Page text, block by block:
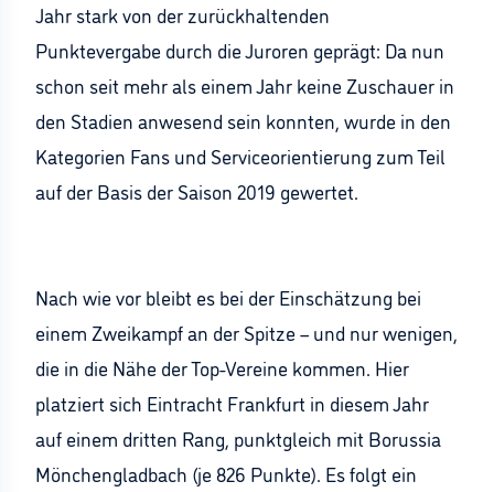
Jahr stark von der zurückhaltenden
Punktevergabe durch die Juroren geprägt: Da nun
schon seit mehr als einem Jahr keine Zuschauer in
den Stadien anwesend sein konnten, wurde in den
Kategorien Fans und Serviceorientierung zum Teil
auf der Basis der Saison 2019 gewertet.
Nach wie vor bleibt es bei der Einschätzung bei
einem Zweikampf an der Spitze – und nur wenigen,
die in die Nähe der Top-Vereine kommen. Hier
platziert sich Eintracht Frankfurt in diesem Jahr
auf einem dritten Rang, punktgleich mit Borussia
Mönchengladbach (je 826 Punkte). Es folgt ein